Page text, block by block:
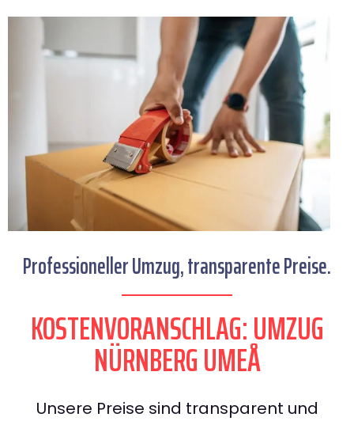
Professioneller Umzug, transparente Preise.
KOSTENVORANSCHLAG: UMZUG
NÜRNBERG UMEÅ
Unsere Preise sind transparent und